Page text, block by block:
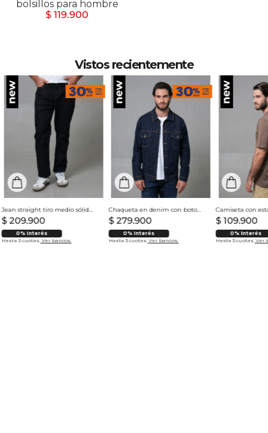
bolsillos para hombre
$ 119.900
Vistos recientemente
Jean straight tiro medio sólido para hombre
$ 209.900
0% Interés
Hasta 3 cuotas. Ver bancos.
Chaqueta en denim con botones para hombre
$ 279.900
0% Interés
Hasta 3 cuotas. Ver bancos.
$ 109.900
0% Interés
Hasta 3 cuotas. Ver